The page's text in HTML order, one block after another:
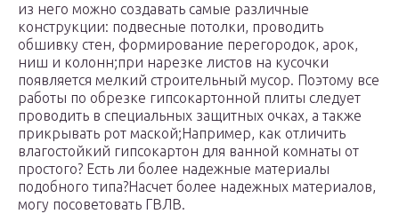
из него можно создавать самые различные
конструкции: подвесные потолки, проводить
обшивку стен, формирование перегородок, арок,
ниш и колонн;при нарезке листов на кусочки
появляется мелкий строительный мусор. Поэтому все
работы по обрезке гипсокартонной плиты следует
проводить в специальных защитных очках, а также
прикрывать рот маской;Например, как отличить
влагостойкий гипсокартон для ванной комнаты от
простого? Есть ли более надежные материалы
подобного типа?Насчет более надежных материалов,
могу посоветовать ГВЛВ.